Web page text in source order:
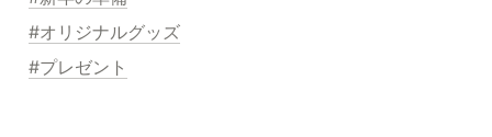
#オリジナルグッズ
#プレゼント